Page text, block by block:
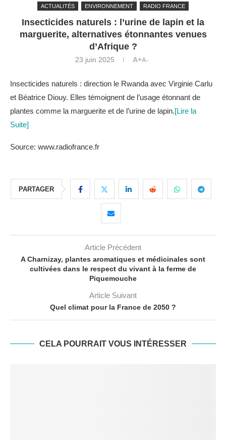
ACTUALITÉS ENVIRONNEMENT RADIO FRANCE
Insecticides naturels : l’urine de lapin et la
marguerite, alternatives étonnantes venues
d’Afrique ?
23 juin 2025 A+A-
Insecticides naturels : direction le Rwanda avec Virginie Carlu
et Béatrice Diouy. Elles témoignent de l’usage étonnant de
plantes comme la marguerite et de l’urine de lapin.[Lire la
Suite]
Source: www.radiofrance.fr
PARTAGER
Article Précédent
A Charnizay, plantes aromatiques et médicinales sont
cultivées dans le respect du vivant à la ferme de
Piquemouche
Article Suivant
Quel climat pour la France de 2050 ?
CELA POURRAIT VOUS INTÉRESSER